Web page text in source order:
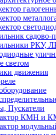
садово-
РКУ,
светом
движения
Пускатели
КМН и